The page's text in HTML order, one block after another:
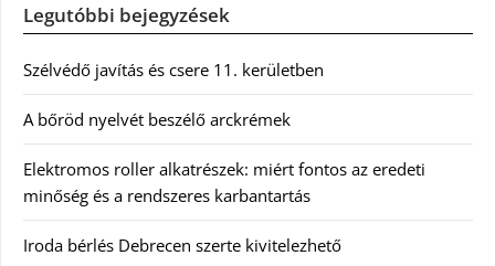
Legutóbbi bejegyzések
Szélvédő javítás és csere 11. kerületben
A bőröd nyelvét beszélő arckrémek
Elektromos roller alkatrészek: miért fontos az eredeti
minőség és a rendszeres karbantartás
Iroda bérlés Debrecen szerte kivitelezhető